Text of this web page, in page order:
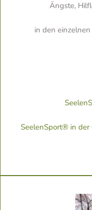
Ängste,
in den
SeelenSport® in der